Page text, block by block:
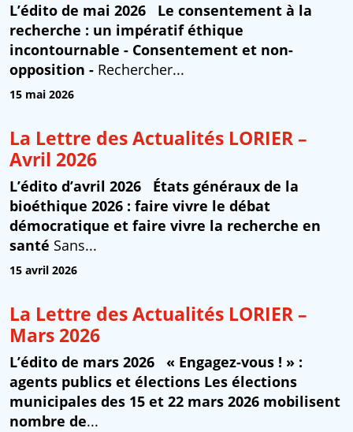
L’édito de mai 2026
Le consentement à la
recherche : un impératif éthique
incontournable - Consentement et non-
opposition - Rechercher...
15 mai 2026
La Lettre des Actualités LORIER –
Avril 2026
L’édito d’avril 2026
États généraux de la
bioéthique 2026 : faire vivre le débat
démocratique et faire vivre la recherche en
santé Sans...
15 avril 2026
La Lettre des Actualités LORIER –
Mars 2026
L’édito de mars 2026
« Engagez-vous ! » :
agents publics et élections Les élections
municipales des 15 et 22 mars 2026 mobilisent
nombre de...